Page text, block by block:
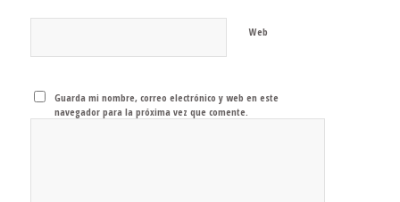
Web
Guarda mi nombre, correo electrónico y web en este
navegador para la próxima vez que comente.